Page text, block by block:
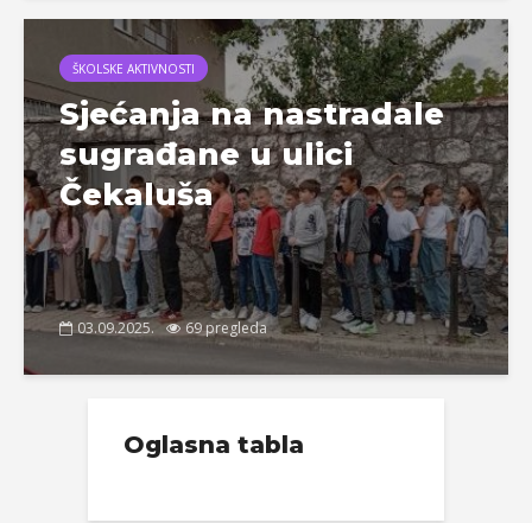
ŠKOLSKE AKTIVNOSTI
Sjećanja na nastradale
sugrađane u ulici
Čekaluša
03.09.2025. 69 pregleda
Oglasna tabla